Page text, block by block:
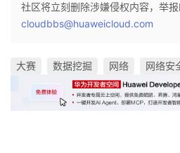
社区将立刻删除涉嫌侵权内容，举报
cloudbbs@huaweicloud.com
大赛 数据挖掘 网络 网络安